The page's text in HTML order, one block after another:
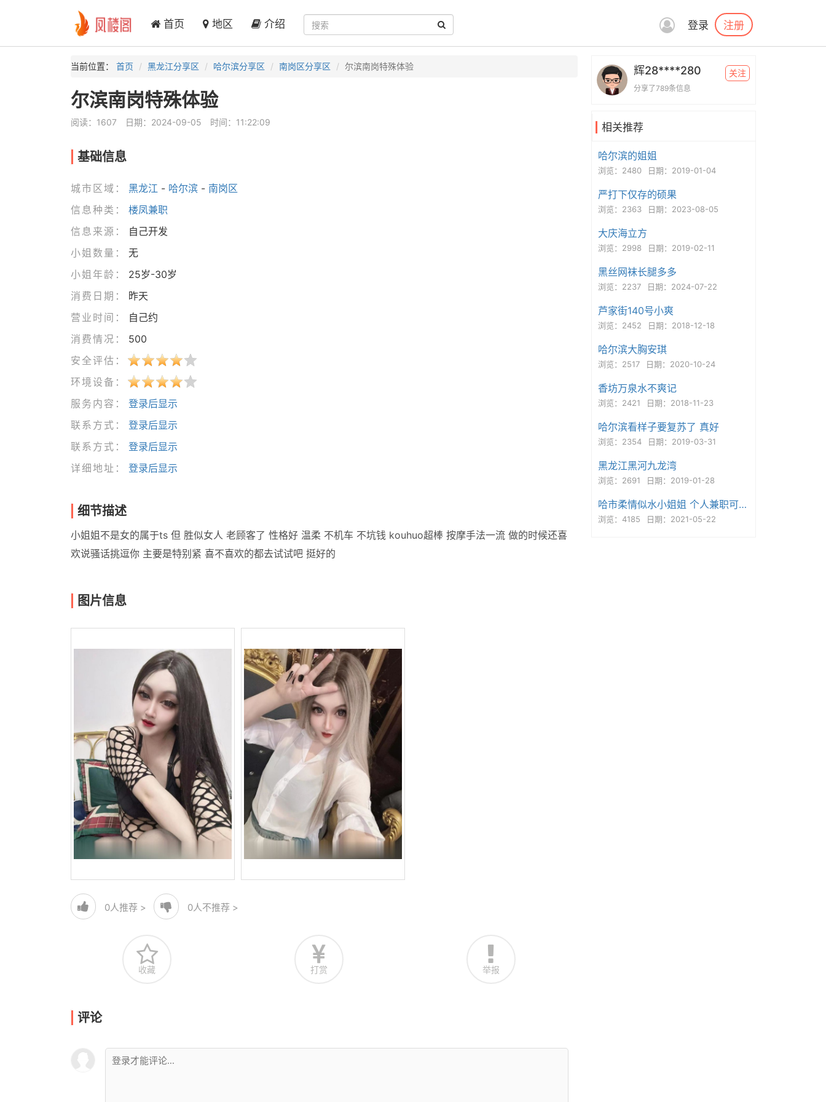
首页 地区 介绍 登录 注册
当前位置： 首页 黑龙江分享区 哈尔滨分享区 南岗区分享区 尔滨南岗特殊体验
尔滨南岗特殊体验
阅读：1607 日期：2024-09-05 时间：11:22:09
基础信息
城市区域： 黑龙江 - 哈尔滨- 南岗区
信息种类：
楼凤兼职
信息来源：
自己开发
小姐数量：
无
小姐年龄：
25岁-30岁
消费日期：
昨天
营业时间：
自己约
消费情况：
500
安全评估：
环境设备：
服务内容：
登录后显示
联系方式：
登录后显示
联系方式：
登录后显示
详细地址：
登录后显示
细节描述
小姐姐不是女的属于ts 但 胜似女人 老顾客了 性格好 温柔 不机车 不坑钱 kouhuo超棒 按摩手法一流 做的时候还喜
欢说骚话挑逗你 主要是特别紧 喜不喜欢的都去试试吧 挺好的
图片信息
0人推荐 > 0人不推荐 >
收藏 打赏 举报
评论
辉28****280
分享了789条信息
关注
相关推荐
哈尔滨的姐姐
浏览：2480 日期：2019-01-04
严打下仅存的硕果
浏览：2363 日期：2023-08-05
大庆海立方
浏览：2998 日期：2019-02-11
黑丝网袜长腿多多
浏览：2237 日期：2024-07-22
芦家街140号小爽
浏览：2452 日期：2018-12-18
哈尔滨大胸安琪
浏览：2517 日期：2020-10-24
香坊万泉水不爽记
浏览：2421 日期：2018-11-23
哈尔滨看样子要复苏了 真好
浏览：2354 日期：2019-03-31
黑龙江黑河九龙湾
浏览：2691 日期：2019-01-28
哈市柔情似水小姐姐 个人兼职可上门
浏览：4185 日期：2021-05-22